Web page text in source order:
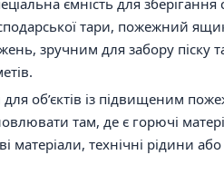
тари, пожежний
зручним для забору піску
об’єктів із підвищеним
там, де є горючі
матеріали, технічні рідини